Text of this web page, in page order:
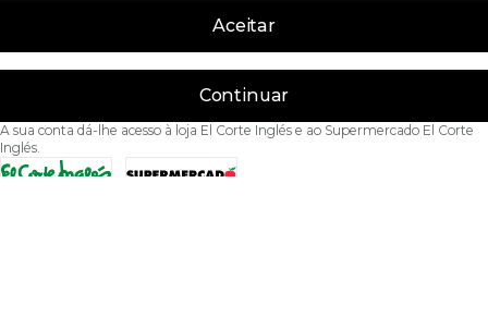
Aceitar
Continuar
A sua conta dá-lhe acesso à loja El Corte Inglés e ao Supermercado El Corte
Inglés.